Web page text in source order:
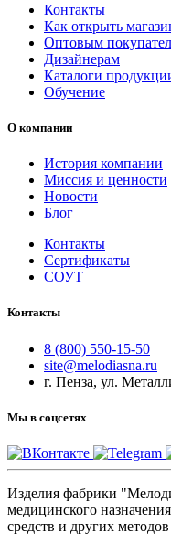
Контакты
Как открыть
Оптовым
Дизайнерам
Каталоги
Обучение
О компании
История компании
Миссия и ценности
Новости
Блог
Контакты
Сертификаты
СОУТ
Контакты
8 (800) 550-15-50
site@melodiasna.ru
г. Пенза, ул.
Мы в соцсетях
Изделия фабрики
медицинского
средств и других